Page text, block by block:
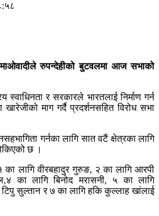
रुपन्देहीको बुटवलमा आज सभाको
स्वाधिनता र सरकारले भारतलाई निर्माण गर्न
खारेजीको माग गर्दै प्रदर्शनसहित विरोध सभा
गर्नका लागि सात वटैं क्षेत्रका लागि
छ ।
लागि वीरबहादुर गुरुङ, २ का लागि आरपी
का लागि बिनोद मरासनी, ५ का लागि
सुल्तान र ७ का लागि हकि कुल्लाह खांलाई